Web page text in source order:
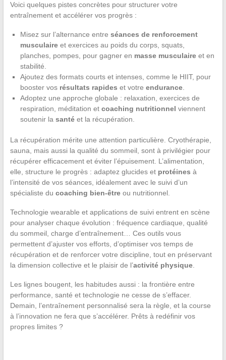
Voici quelques pistes concrètes pour structurer votre
entraînement et accélérer vos progrès :
Misez sur l’alternance entre séances de renforcement
musculaireet exercices au poids du corps, squats,
planches, pompes, pour gagner en masse musculaireet en
stabilité.
Ajoutez des formats courts et intenses, comme le HIIT, pour
booster vos résultats rapides et votre endurance.
Adoptez une approche globale : relaxation, exercices de
respiration, méditation et coaching nutritionnel viennent
soutenir la santéet la récupération.
La récupération mérite une attention particulière. Cryothérapie,
sauna, mais aussi la qualité du sommeil, sont à privilégier pour
récupérer efficacement et éviter l’épuisement. L’alimentation,
elle, structure le progrès : adaptez glucides et protéines à
l’intensité de vos séances, idéalement avec le suivi d’un
spécialiste du coaching bien-êtreou nutritionnel.
Technologie wearable et applications de suivi entrent en scène
pour analyser chaque évolution : fréquence cardiaque, qualité
du sommeil, charge d’entraînement… Ces outils vous
permettent d’ajuster vos efforts, d’optimiser vos temps de
récupération et de renforcer votre discipline, tout en préservant
la dimension collective et le plaisir de l’activité physique.
Les lignes bougent, les habitudes aussi : la frontière entre
performance, santé et technologie ne cesse de s’effacer.
Demain, l’entraînement personnalisé sera la règle, et la course
à l’innovation ne fera que s’accélérer. Prêts à redéfinir vos
propres limites ?